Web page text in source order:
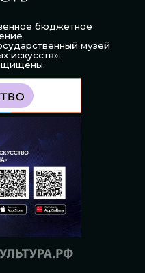
бюджетное
музей
искусств».